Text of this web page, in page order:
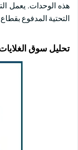
هذه الوحدات. يعمل
التحتية المدفوع
تحليل سوق الغلايات